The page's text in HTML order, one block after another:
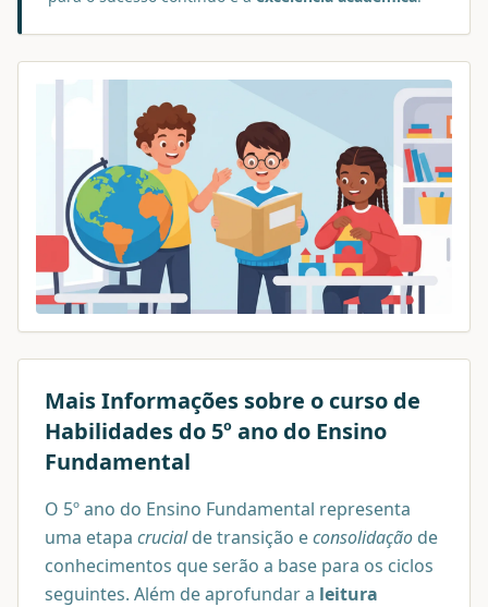
Mais Informações sobre o curso de
Habilidades do 5º ano do Ensino
Fundamental
O 5º ano do Ensino Fundamental representa
uma etapa crucialde transição econsolidação de
conhecimentos que serão a base para os ciclos
seguintes. Além de aprofundar a leitura